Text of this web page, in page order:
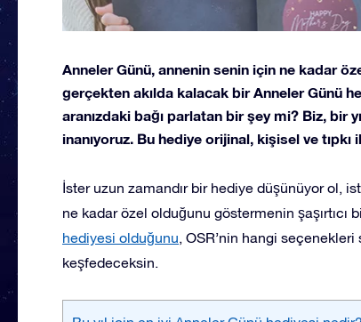
Anneler Günü, annenin senin için ne kadar
gerçekten akılda kalacak bir Anneler Günü
aranızdaki bağı parlatan bir şey mi? Biz, bir
inanıyoruz. Bu hediye orijinal, kişisel ve
İster uzun zamandır bir hediye düşünüyor ol,
ne kadar özel olduğunu göstermenin şaşırtıcı
hediyesi olduğunu, OSR’nin hangi
keşfedeceksin.